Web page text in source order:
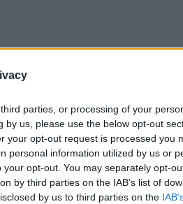
parties, or processing of your
us, please use the below opt-out
your opt-out request is processed you
personal information utilized by us or
opt-out. You may separately opt-
by third parties on the IAB’s list of
by us to third parties on the